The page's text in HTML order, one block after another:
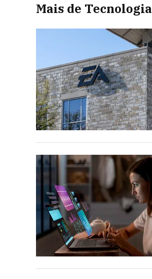
Mais de Tecnologia